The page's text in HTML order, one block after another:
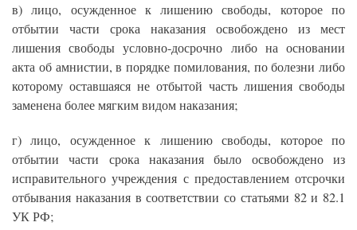
в) лицо, осужденное к лишению свободы, которое по
отбытии части срока наказания освобождено из мест
лишения свободы условно-досрочно либо на основании
акта об амнистии, в порядке помилования, по болезни либо
которому оставшаяся не отбытой часть лишения свободы
заменена более мягким видом наказания;
г) лицо, осужденное к лишению свободы, которое по
отбытии части срока наказания было освобождено из
исправительного учреждения с предоставлением отсрочки
отбывания наказания в соответствии со статьями 82 и 82.1
УК РФ;